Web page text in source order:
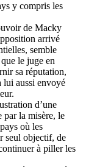
y compris les
de Macky
arrivé
semble
le juge en
sa réputation,
lui aussi envoyé
d’une
par la misère, le
où les
seul objectif, de
à piller les